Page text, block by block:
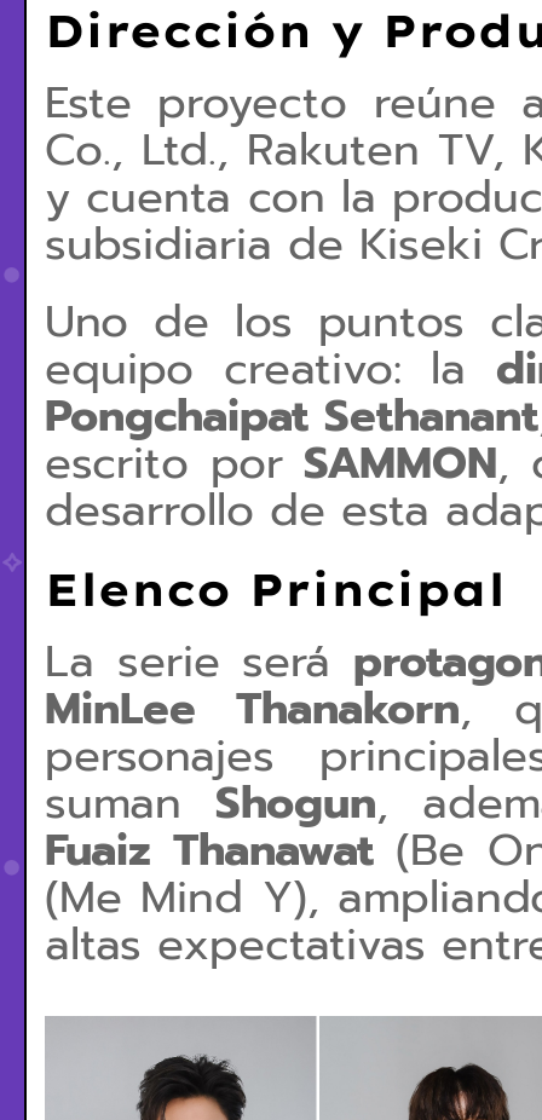
Dirección y
Este proyecto reúne
Co., Ltd., Rakuten TV,
y cuenta con la
subsidiaria de Kiseki
Uno de los puntos
equipo creativo: la
Pongchaipat Sethanant
escrito por SAMMON,
desarrollo de esta
Elenco Principal
La serie será
MinLee Thanakorn,
personajes
suman Shogun,
Fuaiz Thanawat (Be
(Me Mind Y),
altas expectativas